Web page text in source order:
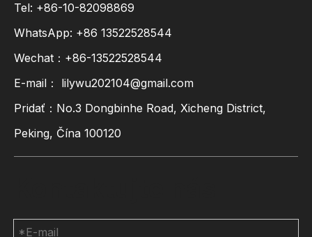
Tel: +86-10-82098869
WhatsApp: +86 13522528544
Wechat：+86-13522528544
E-mail： lilywu202104@gmail.com
Pridať：No.3 Dongbinhe Road, Xicheng District,
Peking, Čína 100120